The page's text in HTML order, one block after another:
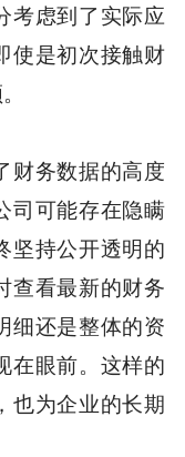
考虑到了实际应
使是初次接触财
财务数据的高度
司可能存在隐瞒
坚持公开透明的
查看最新的财务
细还是整体的资
在眼前。这样的
也为企业的长期